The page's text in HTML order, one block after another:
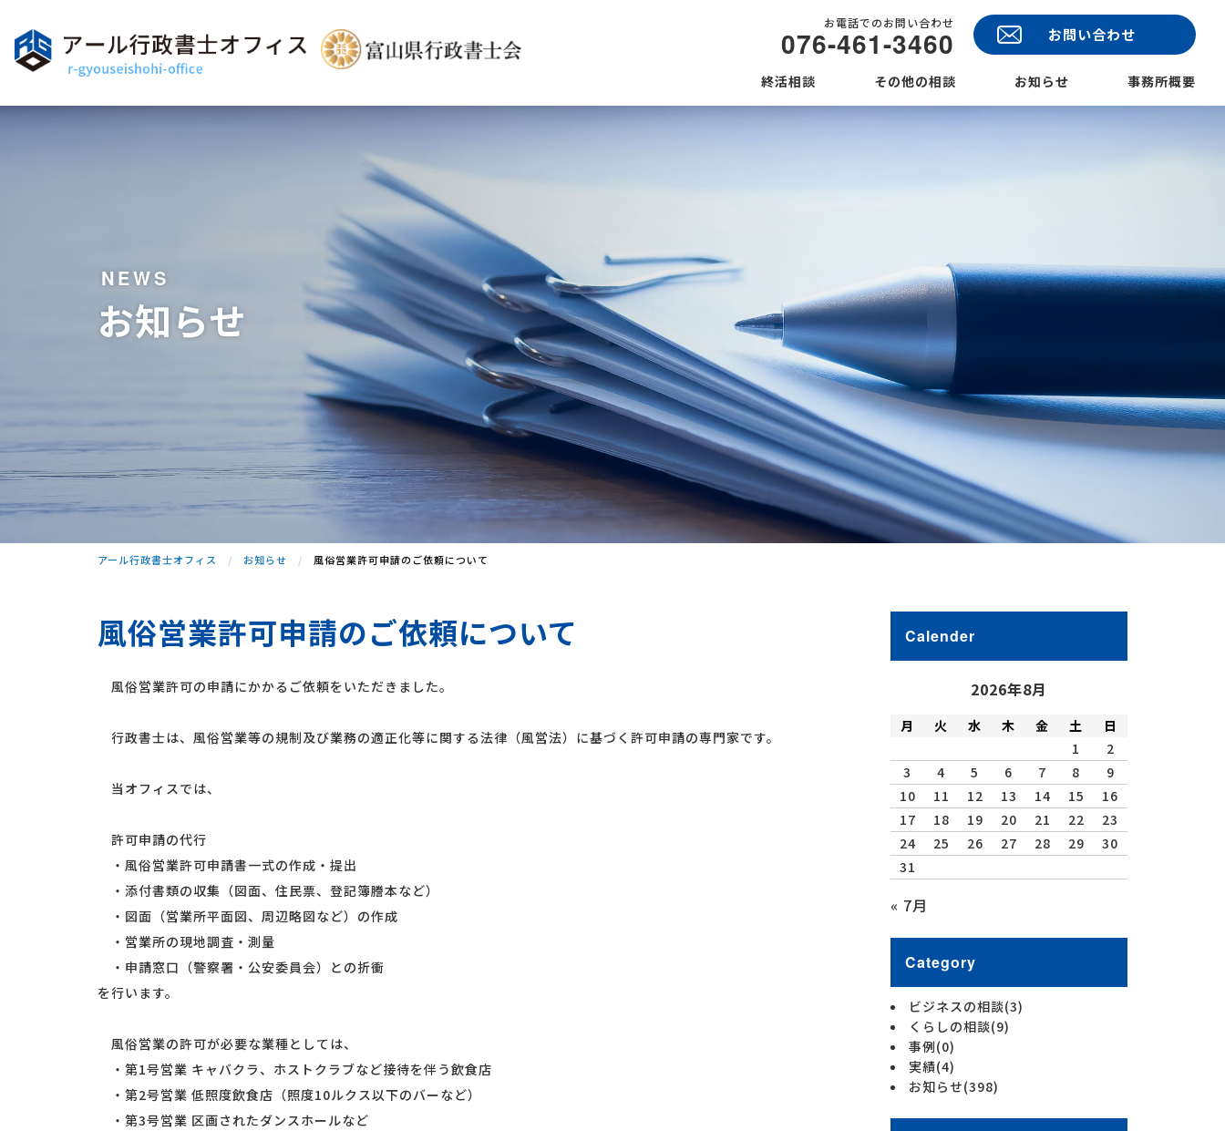
お電話でのお問い合わせ
076-461-3460 お問い合わせ
終活相談 その他の相談 お知らせ 事務所概要
NEWS
お知らせ
アール行政書士オフィス お知らせ 風俗営業許可申請のご依頼について
風俗営業許可申請のご依頼について
風俗営業許可の申請にかかるご依頼をいただきました。
行政書士は、風俗営業等の規制及び業務の適正化等に関する法律（風営法）に基づく許可申請の専門家です。
当オフィスでは、
許可申請の代行
・風俗営業許可申請書一式の作成・提出
・添付書類の収集（図面、住民票、登記簿謄本など）
・図面（営業所平面図、周辺略図など）の作成
・営業所の現地調査・測量
・申請窓口（警察署・公安委員会）との折衝
を行います。
風俗営業の許可が必要な業種としては、
・第1号営業 キャバクラ、ホストクラブなど接待を伴う飲食店
・第2号営業 低照度飲食店（照度10ルクス以下のバーなど）
・第3号営業 区画されたダンスホールなど
Calender
2026年8月
月 火 水 木 金 土
日
1
2
3
4 5 6 7 8
9
10
11 12 13 14 15
16
17
18 19 20 21 22
23
24
25 26 27 28 29
30
31
« 7月
Category
ビジネスの相談(3)
くらしの相談(9)
事例(0)
実績(4)
お知らせ(398)